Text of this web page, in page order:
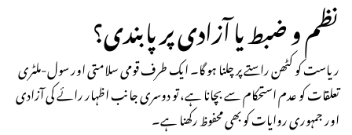
نظم و ضبط یا آزادی پر پابندی؟
ریاست کو کٹھن راستے پر چلنا ہو گا۔ ایک طرف قومی سلامتی اور سول-ملٹری
تعلقات کو عدم استحکام سے بچانا ہے، تو دوسری جانب اظہار رائے کی آزادی
اور جمہوری روایات کو بھی محفوظ رکھنا ہے۔